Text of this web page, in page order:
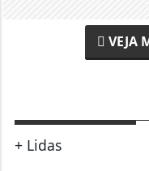
VEJA
+ Lidas